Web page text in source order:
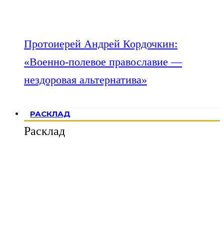
Протоиерей Андрей Кордочкин:
«Военно-полевое православие —
нездоровая альтернатива»
РАСКЛАД
Расклад